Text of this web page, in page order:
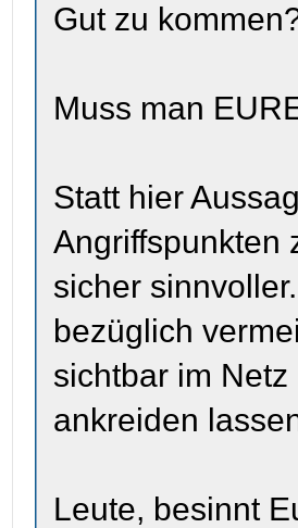
Gut zu
Muss man
Statt hier
Angriffspunkten
sicher
bezüglich
sichtbar im
ankreiden
Leute, besinnt